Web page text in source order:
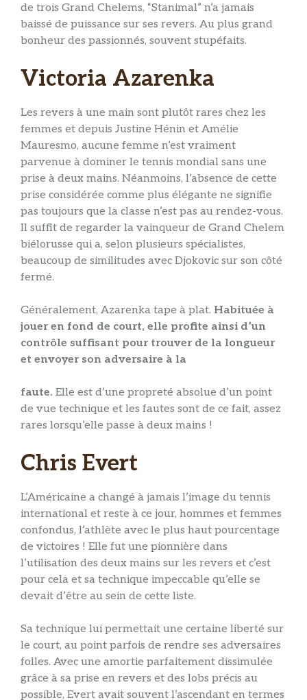
de trois Grand Chelems, “Stanimal” n’a jamais
baissé de puissance sur ses revers. Au plus grand
bonheur des passionnés, souvent stupéfaits.
Victoria Azarenka
Les revers à une main sont plutôt rares chez les
femmes et depuis Justine Hénin et Amélie
Mauresmo, aucune femme n’est vraiment
parvenue à dominer le tennis mondial sans une
prise à deux mains. Néanmoins, l’absence de cette
prise considérée comme plus élégante ne signifie
pas toujours que la classe n’est pas au rendez-vous.
Il suffit de regarder la vainqueur de Grand Chelem
biélorusse qui a, selon plusieurs spécialistes,
beaucoup de similitudes avec Djokovic sur son côté
fermé.
Généralement, Azarenka tape à plat. Habituée à
jouer en fond de court, elle profite ainsi d’un
contrôle suffisant pour trouver de la longueur
et envoyer son adversaire à la
faute. Elle est d’une propreté absolue d’un point
de vue technique et les fautes sont de ce fait, assez
rares lorsqu’elle passe à deux mains !
Chris Evert
L’Américaine a changé à jamais l’image du tennis
international et reste à ce jour, hommes et femmes
confondus, l’athlète avec le plus haut pourcentage
de victoires ! Elle fut une pionnière dans
l’utilisation des deux mains sur les revers et c’est
pour cela et sa technique impeccable qu’elle se
devait d’être au sein de cette liste.
Sa technique lui permettait une certaine liberté sur
le court, au point parfois de rendre ses adversaires
folles. Avec une amortie parfaitement dissimulée
grâce à sa prise en revers et des lobs précis au
possible, Evert avait souvent l’ascendant en termes